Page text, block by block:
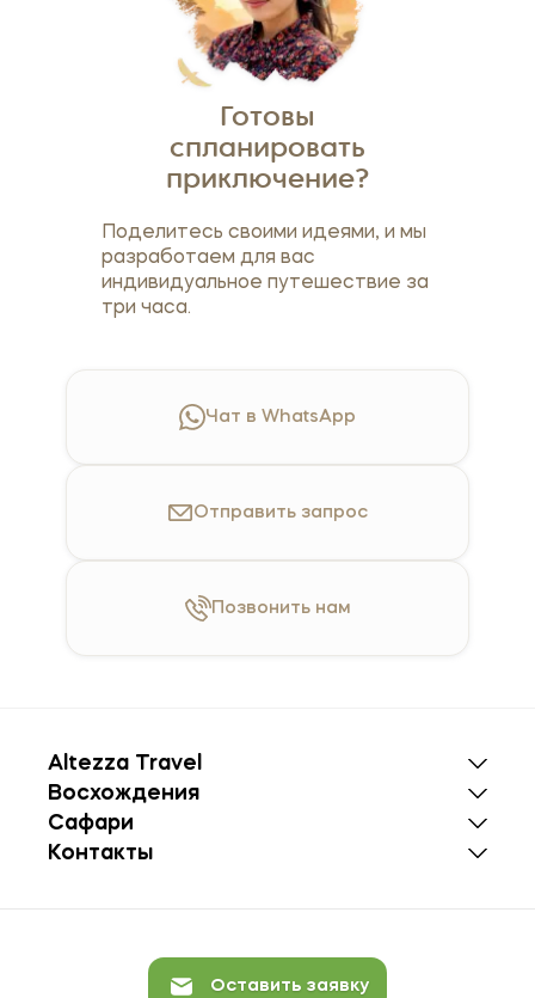
Готовы
спланировать
приключение?
Поделитесь своими идеями, и мы
разработаем для вас
индивидуальное путешествие за
три часа.
Чат в WhatsApp
Отправить запрос
Позвонитьнам
Altezza Travel
Восхождения
Сафари
Контакты
Оставить заявку